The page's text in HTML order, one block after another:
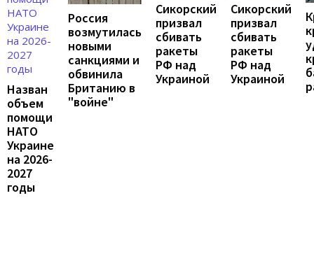
Назван
объем
помощи
НАТО
Украине
на 2026-
2027
годы
Россия
возмутилась
новыми
санкциями и
обвинила
Британию в
"войне"
Сикорский
призвал
сбивать
ракеты
РФ над
Украиной
Сикорский
призвал
сбивать
ракеты
РФ над
Украиной